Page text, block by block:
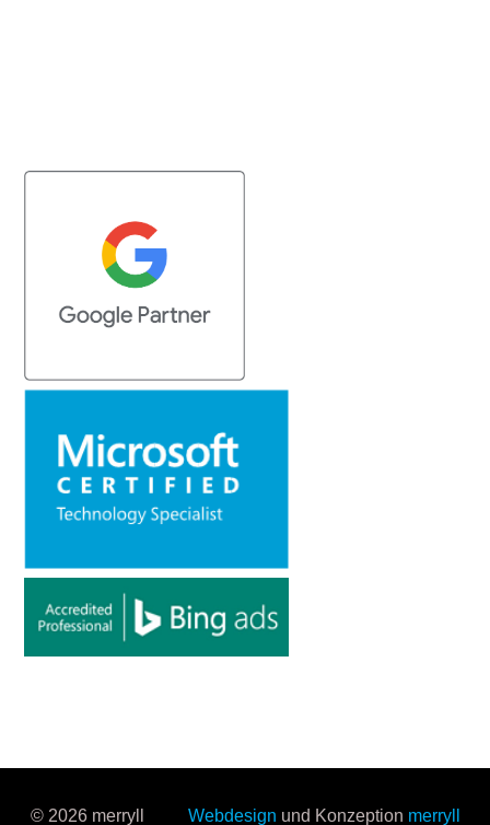
© 2026 merryll Webdesign und Konzeption merryll